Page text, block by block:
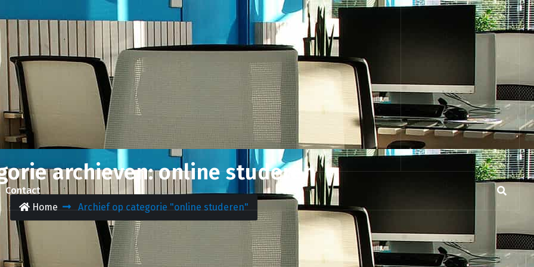
Contact
archieven: online studeren
Home Archief op categorie "online studeren"